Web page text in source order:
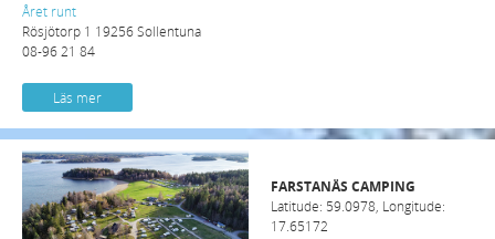
Året runt
Rösjötorp 1 19256 Sollentuna
08-96 21 84
Läs mer
FARSTANÄS CAMPING
Latitude: 59.0978, Longitude:
17.65172